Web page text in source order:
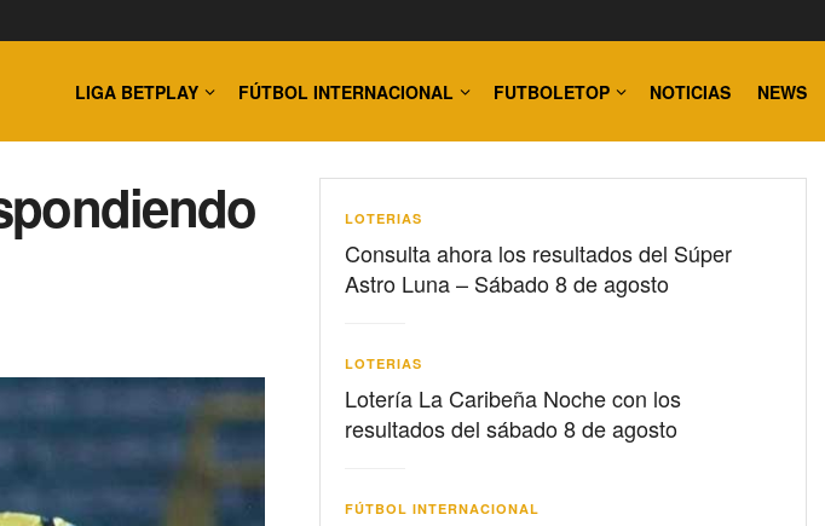
LIGA BETPLAY FÚTBOL INTERNACIONAL FUTBOLETOP NOTICIAS NEWS
LOTERIAS
Consulta ahora los resultados del Súper
Astro Luna – Sábado 8 de agosto
LOTERIAS
Lotería La Caribeña Noche con los
resultados del sábado 8 de agosto
FÚTBOL INTERNACIONAL